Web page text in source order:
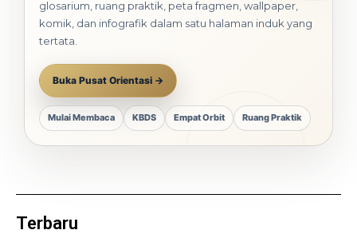
glosarium, ruang praktik, peta fragmen, wallpaper,
komik, dan infografik dalam satu halaman induk yang
tertata.
Buka Pusat Orientasi →
Mulai Membaca KBDS Empat Orbit Ruang Praktik
Terbaru